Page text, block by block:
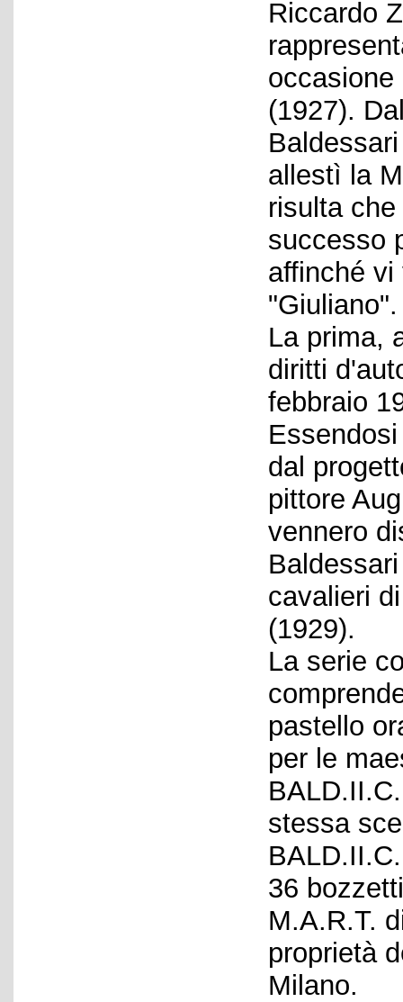
Riccardo
occasione
(1927).
allestì la
risulta
successo
affinché
"Giuliano".
La prima,
diritti
febbraio
dal
pittore
vennero
cavalieri
(1929).
La serie
pastello
per le
stessa
36
M.A.R.T.
proprietà
Milano.